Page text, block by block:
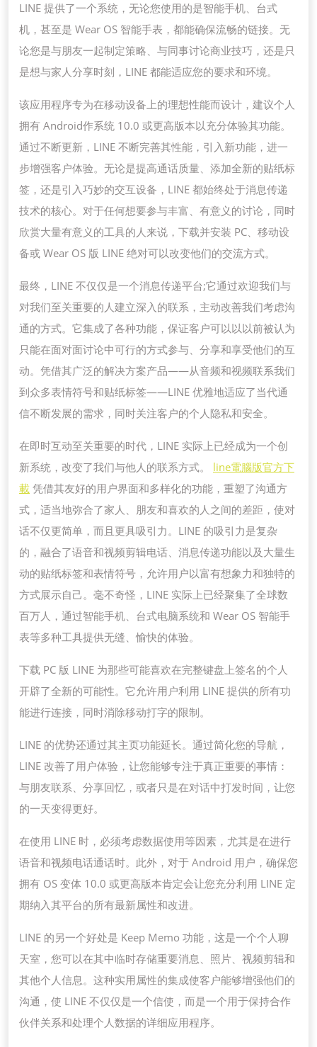
现
跨
越
界
的
连
接
LINE 提供了一个系统，无论您使用的是智能手机、台式
机，甚至是 Wear OS 智能手表，都能确保流畅的链接。无
论您是与朋友一起制定策略、与同事讨论商业技巧，还是只
是想与家人分享时刻，LINE 都能适应您的要求和环境。
该应用程序专为在移动设备上的理想性能而设计，建议个人
拥有 Android作系统 10.0 或更高版本以充分体验其功能。
通过不断更新，LINE 不断完善其性能，引入新功能，进一
步增强客户体验。无论是提高通话质量、添加全新的贴纸标
签，还是引入巧妙的交互设备，LINE 都始终处于消息传递
技术的核心。对于任何想要参与丰富、有意义的讨论，同时
欣赏大量有意义的工具的人来说，下载并安装 PC、移动设
备或 Wear OS 版 LINE 绝对可以改变他们的交流方式。
最终，LINE 不仅仅是一个消息传递平台;它通过欢迎我们与
对我们至关重要的人建立深入的联系，主动改善我们考虑沟
通的方式。它集成了各种功能，保证客户可以以以前被认为
只能在面对面讨论中可行的方式参与、分享和享受他们的互
动。凭借其广泛的解决方案产品——从音频和视频联系我们
到众多表情符号和贴纸标签——LINE 优雅地适应了当代通
信不断发展的需求，同时关注客户的个人隐私和安全。
在即时互动至关重要的时代，LINE 实际上已经成为一个创
新系统，改变了我们与他人的联系方式。 line電腦版官方下
載 凭借其友好的用户界面和多样化的功能，重塑了沟通方
式，适当地弥合了家人、朋友和喜欢的人之间的差距，使对
话不仅更简单，而且更具吸引力。LINE 的吸引力是复杂
的，融合了语音和视频剪辑电话、消息传递功能以及大量生
动的贴纸标签和表情符号，允许用户以富有想象力和独特的
方式展示自己。毫不奇怪，LINE 实际上已经聚集了全球数
百万人，通过智能手机、台式电脑系统和 Wear OS 智能手
表等多种工具提供无缝、愉快的体验。
下载 PC 版 LINE 为那些可能喜欢在完整键盘上签名的个人
开辟了全新的可能性。它允许用户利用 LINE 提供的所有功
能进行连接，同时消除移动打字的限制。
LINE 的优势还通过其主页功能延长。通过简化您的导航，
LINE 改善了用户体验，让您能够专注于真正重要的事情：
与朋友联系、分享回忆，或者只是在对话中打发时间，让您
的一天变得更好。
在使用 LINE 时，必须考虑数据使用等因素，尤其是在进行
语音和视频电话通话时。此外，对于 Android 用户，确保您
拥有 OS 变体 10.0 或更高版本肯定会让您充分利用 LINE 定
期纳入其平台的所有最新属性和改进。
LINE 的另一个好处是 Keep Memo 功能，这是一个个人聊
天室，您可以在其中临时存储重要消息、照片、视频剪辑和
其他个人信息。这种实用属性的集成使客户能够增强他们的
沟通，使 LINE 不仅仅是一个信使，而是一个用于保持合作
伙伴关系和处理个人数据的详细应用程序。